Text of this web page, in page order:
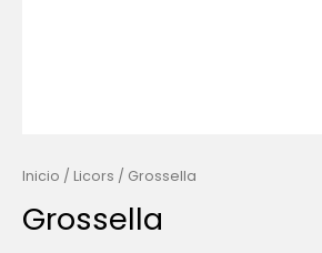
Inicio / Licors / Grossella
Grossella